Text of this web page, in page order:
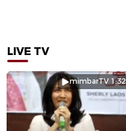
LIVE TV
mimbarTV 1:32